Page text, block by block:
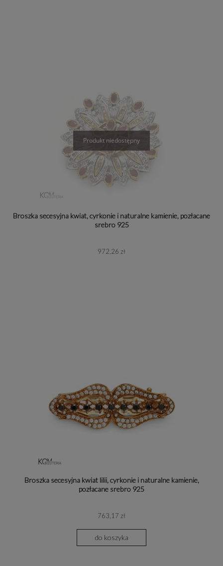
Broszka secesyjna kwiat, cyrkonie i naturalne kamienie, pozłacane
srebro 925
972,26 zł
Broszka secesyjna kwiat lilii, cyrkonie i naturalne kamienie,
pozłacane srebro 925
763,17 zł
do koszyka